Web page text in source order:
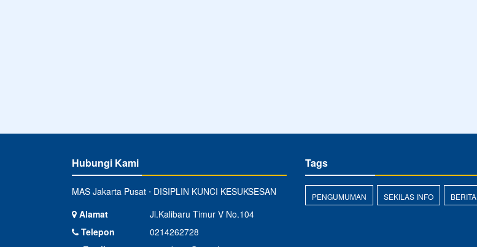
Hubungi Kami
MAS Jakarta Pusat ⋅ DISIPLIN KUNCI KESUKSESAN
Alamat
Jl.Kalibaru Timur V No.104
Telepon
0214262728
Tags
PENGUMUMAN SEKILAS INFO BERITA